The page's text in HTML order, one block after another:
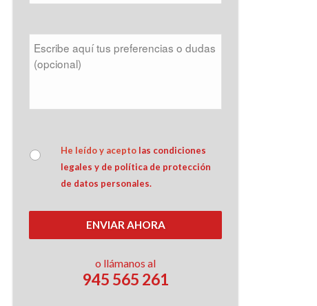
He leído y acepto las condiciones
legales y de política de protección
de datos personales.
ENVIAR AHORA
o llámanos al
945 565 261